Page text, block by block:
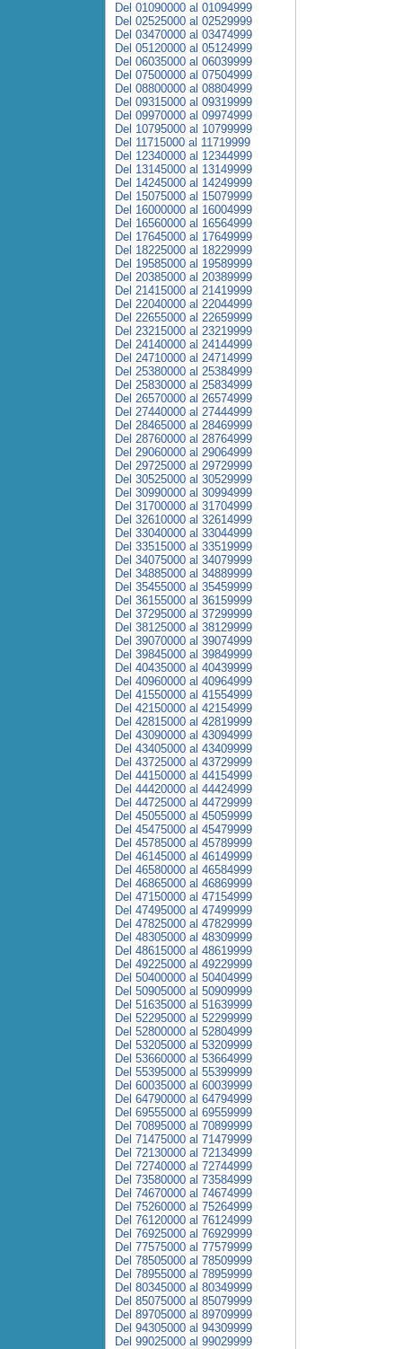
Del 01090000 al 01094999
Del 02525000 al 02529999
Del 03470000 al 03474999
Del 05120000 al 05124999
Del 06035000 al 06039999
Del 07500000 al 07504999
Del 08800000 al 08804999
Del 09315000 al 09319999
Del 09970000 al 09974999
Del 10795000 al 10799999
Del 11715000 al 11719999
Del 12340000 al 12344999
Del 13145000 al 13149999
Del 14245000 al 14249999
Del 15075000 al 15079999
Del 16000000 al 16004999
Del 16560000 al 16564999
Del 17645000 al 17649999
Del 18225000 al 18229999
Del 19585000 al 19589999
Del 20385000 al 20389999
Del 21415000 al 21419999
Del 22040000 al 22044999
Del 22655000 al 22659999
Del 23215000 al 23219999
Del 24140000 al 24144999
Del 24710000 al 24714999
Del 25380000 al 25384999
Del 25830000 al 25834999
Del 26570000 al 26574999
Del 27440000 al 27444999
Del 28465000 al 28469999
Del 28760000 al 28764999
Del 29060000 al 29064999
Del 29725000 al 29729999
Del 30525000 al 30529999
Del 30990000 al 30994999
Del 31700000 al 31704999
Del 32610000 al 32614999
Del 33040000 al 33044999
Del 33515000 al 33519999
Del 34075000 al 34079999
Del 34885000 al 34889999
Del 35455000 al 35459999
Del 36155000 al 36159999
Del 37295000 al 37299999
Del 38125000 al 38129999
Del 39070000 al 39074999
Del 39845000 al 39849999
Del 40435000 al 40439999
Del 40960000 al 40964999
Del 41550000 al 41554999
Del 42150000 al 42154999
Del 42815000 al 42819999
Del 43090000 al 43094999
Del 43405000 al 43409999
Del 43725000 al 43729999
Del 44150000 al 44154999
Del 44420000 al 44424999
Del 44725000 al 44729999
Del 45055000 al 45059999
Del 45475000 al 45479999
Del 45785000 al 45789999
Del 46145000 al 46149999
Del 46580000 al 46584999
Del 46865000 al 46869999
Del 47150000 al 47154999
Del 47495000 al 47499999
Del 47825000 al 47829999
Del 48305000 al 48309999
Del 48615000 al 48619999
Del 49225000 al 49229999
Del 50400000 al 50404999
Del 50905000 al 50909999
Del 51635000 al 51639999
Del 52295000 al 52299999
Del 52800000 al 52804999
Del 53205000 al 53209999
Del 53660000 al 53664999
Del 55395000 al 55399999
Del 60035000 al 60039999
Del 64790000 al 64794999
Del 69555000 al 69559999
Del 70895000 al 70899999
Del 71475000 al 71479999
Del 72130000 al 72134999
Del 72740000 al 72744999
Del 73580000 al 73584999
Del 74670000 al 74674999
Del 75260000 al 75264999
Del 76120000 al 76124999
Del 76925000 al 76929999
Del 77575000 al 77579999
Del 78505000 al 78509999
Del 78955000 al 78959999
Del 80345000 al 80349999
Del 85075000 al 85079999
Del 89705000 al 89709999
Del 94305000 al 94309999
Del 99025000 al 99029999